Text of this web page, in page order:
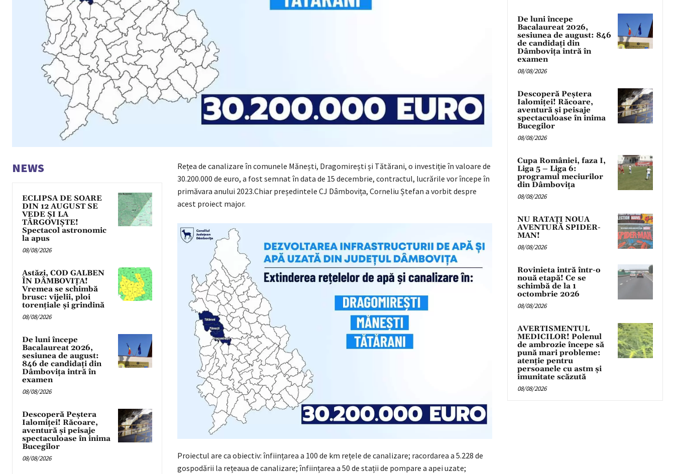
NEWS
ECLIPSA DE SOARE
DIN 12 AUGUST SE
VEDE ȘI LA
TÂRGOVIȘTE!
Spectacol astronomic
la apus
08/08/2026
Astăzi, COD GALBEN
ÎN DÂMBOVIȚA!
Vremea se schimbă
brusc: vijelii, ploi
torențiale și grindină
08/08/2026
De luni începe
Bacalaureat 2026,
sesiunea de august:
846 de candidați din
Dâmbovița intră în
examen
08/08/2026
Descoperă Peștera
Ialomiței! Răcoare,
aventură și peisaje
spectaculoase în inima
Bucegilor
08/08/2026
Rețea de canalizare în comunele Mănești, Dragomirești și Tătărani, o investiție în valoare de
30.200.000 de euro, a fost semnat în data de 15 decembrie, contractul, lucrările vor începe în
primăvara anului 2023.Chiar președintele CJ Dâmbovița, Corneliu Ștefan a vorbit despre
acest proiect major.
Proiectul are ca obiectiv: înființarea a 100 de km rețele de canalizare; racordarea a 5.228 de
gospodării la rețeaua de canalizare; înființarea a 50 de stații de pompare a apei uzate;
De luni începe
Bacalaureat 2026,
sesiunea de august: 846
de candidați din
Dâmbovița intră în
examen
08/08/2026
Descoperă Peștera
Ialomiței! Răcoare,
aventură și peisaje
spectaculoase în inima
Bucegilor
08/08/2026
Cupa României, faza I,
Liga 5 – Liga 6:
programul meciurilor
din Dâmbovița
08/08/2026
NU RATAȚI NOUA
AVENTURĂ SPIDER-
MAN!
08/08/2026
Rovinieta intră într-o
nouă etapă! Ce se
schimbă de la 1
octombrie 2026
08/08/2026
AVERTISMENTUL
MEDICILOR! Polenul
de ambrozie începe să
pună mari probleme:
atenție pentru
persoanele cu astm și
imunitate scăzută
08/08/2026